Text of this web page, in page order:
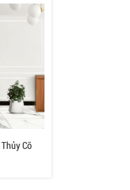
Cỡ